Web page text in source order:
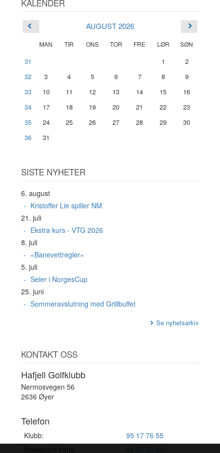
KALENDER
AUGUST 2026
MAN TIR ONS TOR FRE LØR SØN
31 1
2
32
3 4 5 6 7 8
9
33
10 11 12 13 14 15
16
34
17 18 19 20 21 22
23
35
24 25 26 27 28 29
30
36
31
SISTE NYHETER
6. august
Kristoffer Lie spiller NM
21. juli
Ekstra kurs - VTG 2026
8. juli
«Banevettregler»
5. juli
Seier i NorgesCup
25. juni
Sommeravslutning med Grillbuffet
Se nyhetsarkiv
KONTAKT OSS
Hafjell Golfklubb
Nermosvegen 56
2636 Øyer
Telefon
Klubb:
95 17 76 55